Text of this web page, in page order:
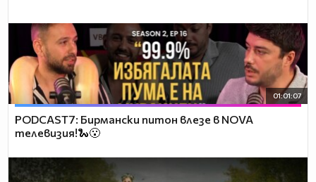
01:01:07
PODCAST7: Бирмански питон влезе в NOVA
телевизия!🐍😮